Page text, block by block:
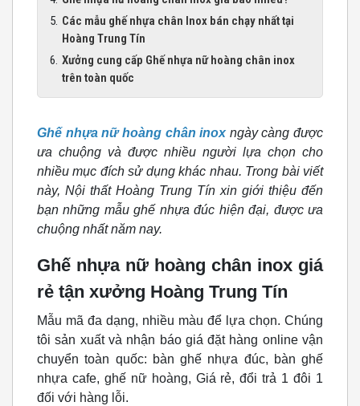
Các mẫu ghế nhựa chân Inox bán chạy nhất tại
Hoàng Trung Tín
Xưởng cung cấp Ghế nhựa nữ hoàng chân inox
trên toàn quốc
Ghế nhựa nữ hoàng chân inoxngày càng được
ưa chuộng và được nhiều người lựa chọn cho
nhiều mục đích sử dụng khác nhau. Trong bài viết
này, Nội thất Hoàng Trung Tín xin giới thiệu đến
bạn những mẫu ghế nhựa đúc hiện đại, được ưa
chuộng nhất năm nay.
Ghế nhựa nữ hoàng chân inox giá
rẻ tận xưởng Hoàng Trung Tín
Mẫu mã đa dạng, nhiều màu để lựa chọn. Chúng
tôi sản xuất và nhận báo giá đặt hàng online vận
chuyển toàn quốc: bàn ghế nhựa đúc, bàn ghế
nhựa cafe, ghế nữ hoàng, Giá rẻ, đổi trả 1 đôi 1
đối với hàng lỗi.